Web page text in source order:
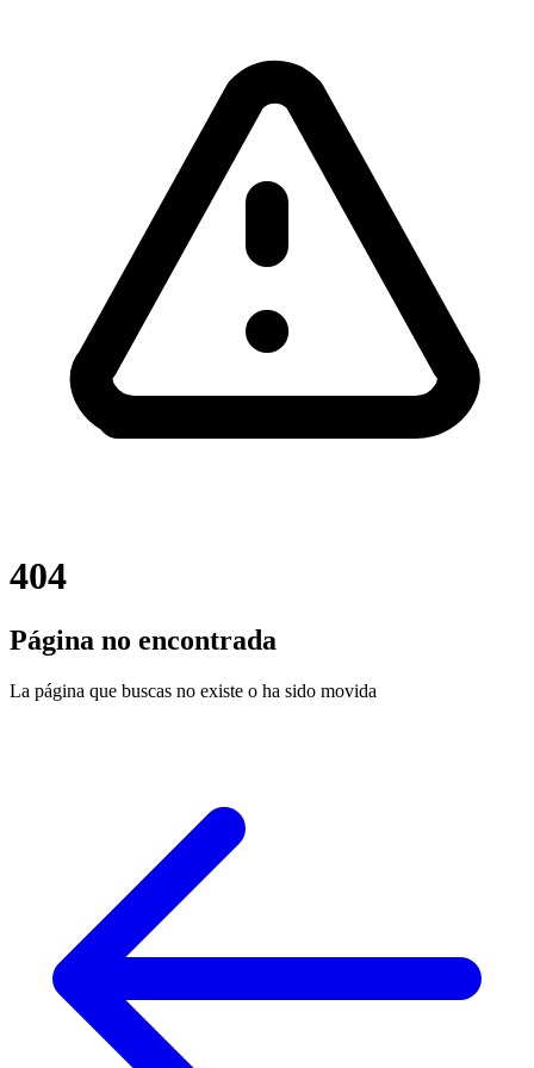
404
Página no encontrada
La página que buscas no existe o ha sido movida